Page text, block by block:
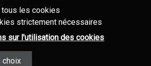
tous les cookies
strictement nécessaires
sur l'utilisation des cookies
choix